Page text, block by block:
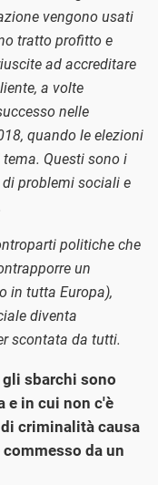
vengono usati
tratto profitto e
ad accreditare
a volte
nelle
quando le elezioni
Questi sono i
problemi sociali e
politiche che
un
in tutta Europa),
diventa
scontata da tutti.
sbarchi sono
e in cui non c'è
criminalità causa
da un